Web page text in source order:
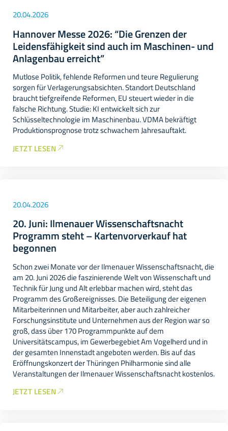
20.04.2026
Hannover Messe 2026: “Die Grenzen der
Leidensfähigkeit sind auch im Maschinen- und
Anlagenbau erreicht”
Mutlose Politik, fehlende Reformen und teure Regulierung
sorgen für Verlagerungsabsichten. Standort Deutschland
braucht tiefgreifende Reformen, EU steuert wieder in die
falsche Richtung. Studie: KI entwickelt sich zur
Schlüsseltechnologie im Maschinenbau. VDMA bekräftigt
Produktionsprognose trotz schwachem Jahresauftakt.
JETZT LESEN
20.04.2026
20. Juni: Ilmenauer Wissenschaftsnacht
Programm steht – Kartenvorverkauf hat
begonnen
Schon zwei Monate vor der Ilmenauer Wissenschaftsnacht, die
am 20. Juni 2026 die faszinierende Welt von Wissenschaft und
Technik für Jung und Alt erlebbar machen wird, steht das
Programm des Großereignisses. Die Beteiligung der eigenen
Mitarbeiterinnen und Mitarbeiter, aber auch zahlreicher
Forschungsinstitute und Unternehmen aus der Region war so
groß, dass über 170 Programmpunkte auf dem
Universitätscampus, im Gewerbegebiet Am Vogelherd und in
der gesamten Innenstadt angeboten werden. Bis auf das
Eröffnungskonzert der Thüringen Philharmonie sind alle
Veranstaltungen der Ilmenauer Wissenschaftsnacht kostenlos.
JETZT LESEN